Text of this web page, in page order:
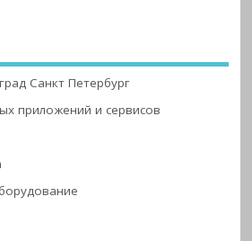
Санкт Петербург
приложений и сервисов